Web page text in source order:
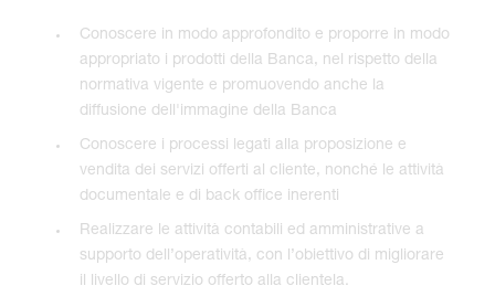
Conoscere in modo approfondito e proporre in modo
appropriato i prodotti della Banca, nel rispetto della
normativa vigente e promuovendo anche la
diffusione dell'immagine della Banca
Conoscere i processi legati alla proposizione e
vendita dei servizi offerti al cliente, nonché le attività
documentale e di back office inerenti
Realizzare le attività contabili ed amministrative a
supporto dell’operatività, con l’obiettivo di migliorare
il livello di servizio offerto alla clientela.